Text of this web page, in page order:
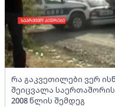
რა გაკვეთილები ვერ
შეიცვალა
2008 წლის შემდეგ